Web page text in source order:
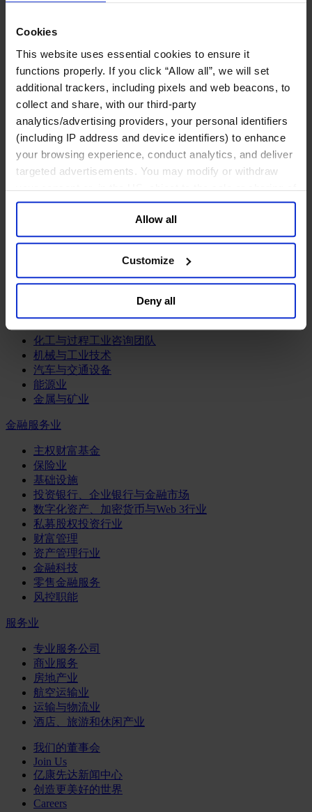
Cookies
This website uses essential cookies to ensure it
functions properly. If you click “Allow all”, we will set
additional trackers, including pixels and web beacons, to
collect and share, with our third-party
analytics/advertising providers, your personal identifiers
(including IP address and device identifiers) to enhance
your browsing experience, conduct analytics, and deliver
targeted advertisements. You may modify or withdraw
your consent or, in the US, object to the sale or sharing of
your data for targeted advertising, by clicking “Do Not
Sell or Share My Personal Information” in the footer of
the website. You must opt-out of each device and each
browser. For additional information and retention terms
general collection and use of personal information see
Allow all
Customize
Deny all
政府部门与社会组织
公共卫生行业
公共基础设施行业
公共行政管理行业
公共金融业
利益代表集团与公共事务机构
教育与研究行业
文化、艺术和体育行业
环境与可持续发展咨询
经济、社会与人类发展
消费品行业
媒体和娱乐业
零售、服装与奢侈品
餐饮、旅游与酒店业
工业
化工与过程工业咨询团队
机械与工业技术
汽车与交通设备
能源业
金属与矿业
金融服务业
主权财富基金
保险业
基础设施
投资银行、企业银行与金融市场
数字化资产、加密货币与Web 3行业
私募股权投资行业
财富管理
资产管理行业
金融科技
零售金融服务
风控职能
服务业
专业服务公司
商业服务
房地产业
航空运输业
运输与物流业
酒店、旅游和休闲产业
我们的董事会
Join Us
亿康先达新闻中心
创造更美好的世界
Careers